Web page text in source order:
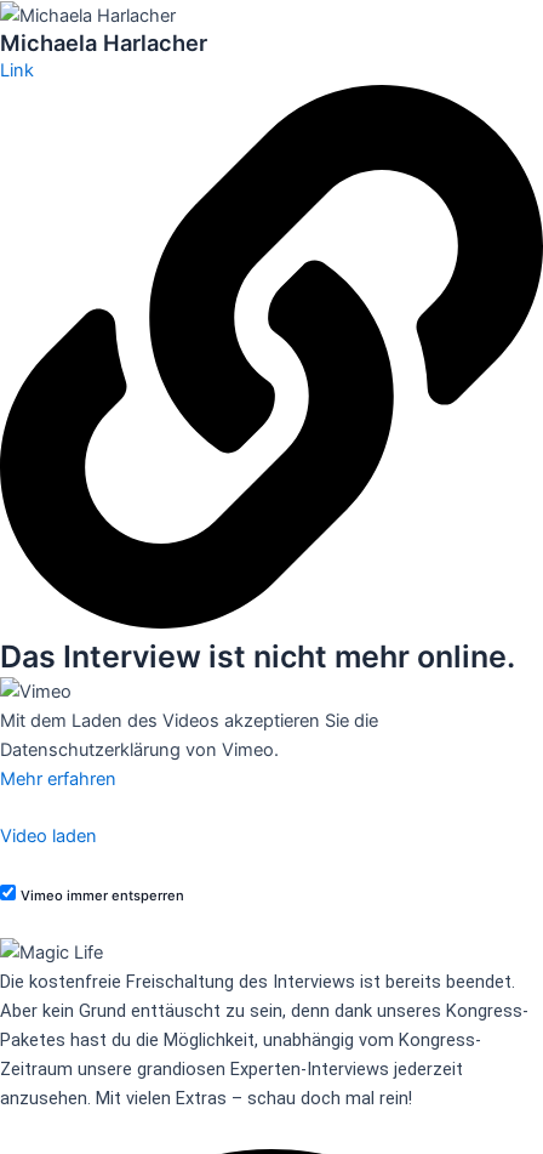
Zum
Inhalt
springen
Michaela Harlacher
Link
Das Interview ist nicht mehr online.
Mit dem Laden des Videos akzeptieren Sie die
Datenschutzerklärung von Vimeo.
Mehr erfahren
Video laden
Vimeo immer entsperren
Die kostenfreie Freischaltung des Interviews ist bereits beendet.
Aber kein Grund enttäuscht zu sein, denn dank unseres Kongress-
Paketes hast du die Möglichkeit, unabhängig vom Kongress-
Zeitraum unsere grandiosen Experten-Interviews jederzeit
anzusehen. Mit vielen Extras – schau doch mal rein!